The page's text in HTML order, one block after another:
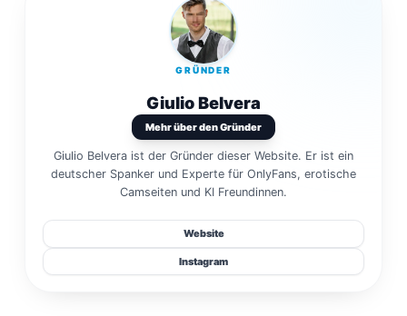
GRÜNDER
Giulio Belvera
Mehr über den Gründer
Giulio Belvera ist der Gründer dieser Website. Er ist ein
deutscher Spanker und Experte für OnlyFans, erotische
Camseiten und KI Freundinnen.
Website
Instagram